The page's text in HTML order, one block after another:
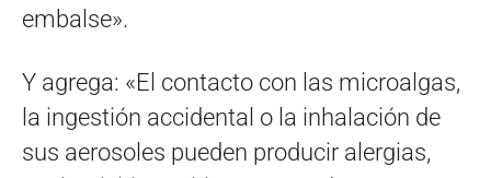
embalse».
Y agrega: «El contacto con las microalgas,
la ingestión accidental o la inhalación de
sus aerosoles pueden producir alergias,